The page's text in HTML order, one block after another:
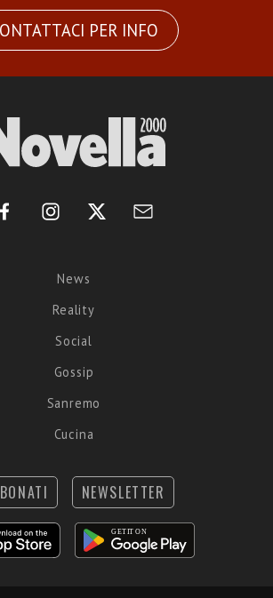
PER INFO
News
Reality
Social
Gossip
Sanremo
Cucina
NEWSLETTER